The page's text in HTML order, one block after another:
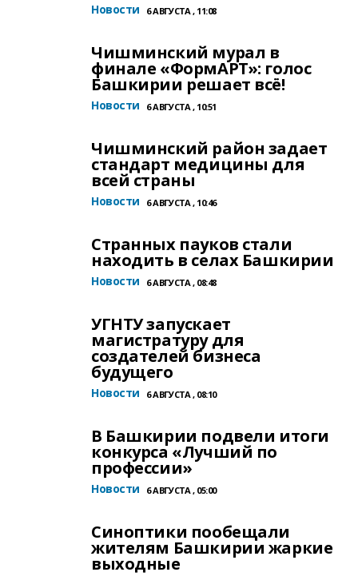
Новости 6 АВГУСТА , 11:08
Чишминский мурал в
финале «ФормАРТ»: голос
Башкирии решает всё!
Новости 6 АВГУСТА , 10:51
Чишминский район задает
стандарт медицины для
всей страны
Новости 6 АВГУСТА , 10:46
Странных пауков стали
находить в селах Башкирии
Новости 6 АВГУСТА , 08:48
УГНТУ запускает
магистратуру для
создателей бизнеса
будущего
Новости 6 АВГУСТА , 08:10
В Башкирии подвели итоги
конкурса «Лучший по
профессии»
Новости 6 АВГУСТА , 05:00
Синоптики пообещали
жителям Башкирии жаркие
выходные